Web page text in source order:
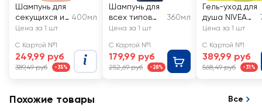
Шампунь для
секущихся и
очень
х волос
FRUCTIS Sos
Восстановле
й
400мл
Цена за 1 шт
С Картой №1
249,99 руб
389,49 руб -35%
Шампунь для
всех типов
волос
ШАУМА Men
Ultra Сила
360мл
Цена за 1 шт
С Картой №1
179,99 руб
252,69 руб -28%
Гель-уход для
душа NIVEA
Увлажнение и
всей семьи,
увлажняющий
Цена за 1 шт
С Картой №1
389,99 руб
568,49 руб -31%
Похожие товары Все